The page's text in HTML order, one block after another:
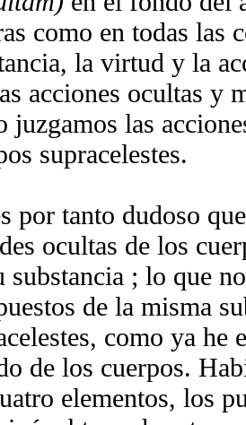
como en todas las
la virtud y la
acciones ocultas y
juzgamos las
supracelestes.
por tanto dudoso
ocultas de los
substancia ; lo que
de la misma
como ya he
de los cuerpos.
elementos, los